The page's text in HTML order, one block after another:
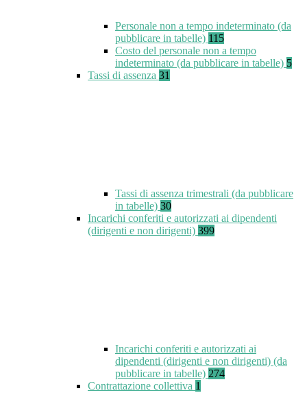
Personale non a tempo indeterminato (da
pubblicare in tabelle) 115
Costo del personale non a tempo
indeterminato (da pubblicare in tabelle) 5
Tassi di assenza 31
Tassi di assenza trimestrali (da pubblicare
in tabelle) 30
Incarichi conferiti e autorizzati ai dipendenti
(dirigenti e non dirigenti) 399
Incarichi conferiti e autorizzati ai
dipendenti (dirigenti e non dirigenti) (da
pubblicare in tabelle) 274
Contrattazione collettiva 1